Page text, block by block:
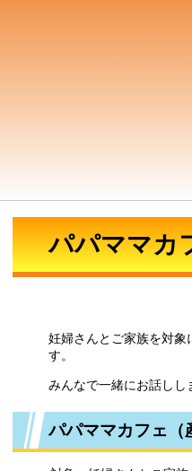
パパママカ
妊婦さんとご家族を対
す。
みんなで一緒にお話しし
パパママカフェ（